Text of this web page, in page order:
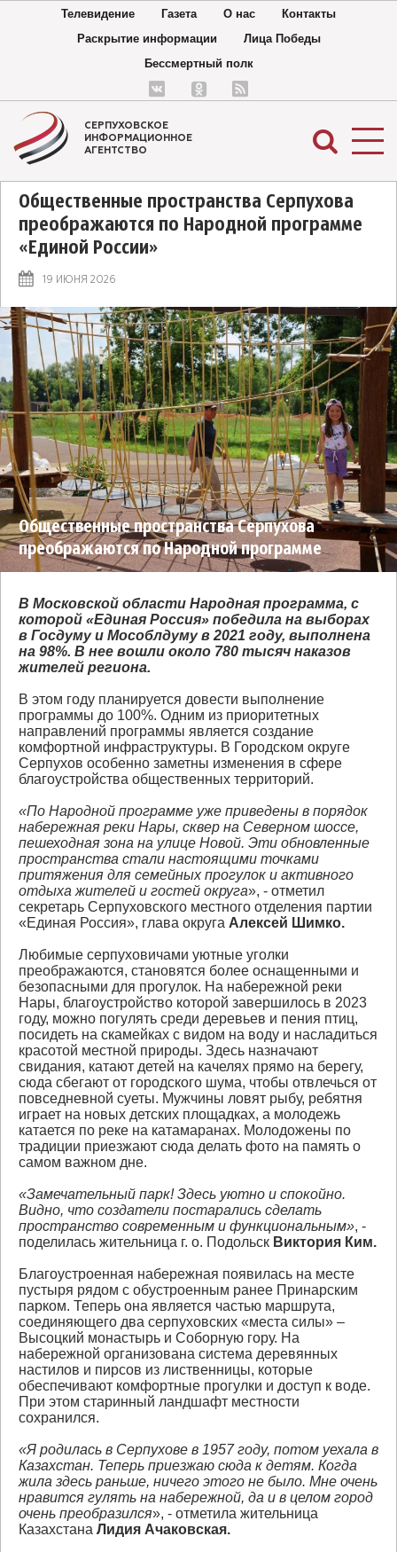
Телевидение Газета О нас
Контакты
Раскрытие информации
Лица Победы
Бессмертный полк
СЕРПУХОВСКОЕ
ИНФОРМАЦИОННОЕ
АГЕНТСТВО
Общественные пространства Серпухова
преображаются по Народной программе
«Единой России»
19 ИЮНЯ 2026
Общественные пространства Серпухова
преображаются по Народной программе
«Единой России»
В Московской области Народная программа, с
которой «Единая Россия» победила на выборах
в Госдуму и Мособлдуму в 2021 году, выполнена
на 98%. В нее вошли около 780 тысяч наказов
жителей региона.
В этом году планируется довести выполнение
программы до 100%. Одним из приоритетных
направлений программы является создание
комфортной инфраструктуры. В Городском округе
Серпухов особенно заметны изменения в сфере
благоустройства общественных территорий.
«По Народной программе уже приведены в порядок
набережная реки Нары, сквер на Северном шоссе,
пешеходная зона на улице Новой. Эти обновленные
пространства стали настоящими точками
притяжения для семейных прогулок и активного
отдыха жителей и гостей округа», - отметил
секретарь Серпуховского местного отделения партии
«Единая Россия», глава округа Алексей Шимко.
Любимые серпуховичами уютные уголки
преображаются, становятся более оснащенными и
безопасными для прогулок. На набережной реки
Нары, благоустройство которой завершилось в 2023
году, можно погулять среди деревьев и пения птиц,
посидеть на скамейках с видом на воду и насладиться
красотой местной природы. Здесь назначают
свидания, катают детей на качелях прямо на берегу,
сюда сбегают от городского шума, чтобы отвлечься от
повседневной суеты. Мужчины ловят рыбу, ребятня
играет на новых детских площадках, а молодежь
катается по реке на катамаранах. Молодожены по
традиции приезжают сюда делать фото на память о
самом важном дне.
«Замечательный парк! Здесь уютно и спокойно.
Видно, что создатели постарались сделать
пространство современным и функциональным», -
поделилась жительница г. о. Подольск Виктория Ким.
Благоустроенная набережная появилась на месте
пустыря рядом с обустроенным ранее Принарским
парком. Теперь она является частью маршрута,
соединяющего два серпуховских «места силы» –
Высоцкий монастырь и Соборную гору. На
набережной организована система деревянных
настилов и пирсов из лиственницы, которые
обеспечивают комфортные прогулки и доступ к воде.
При этом старинный ландшафт местности
сохранился.
«Я родилась в Серпухове в 1957 году, потом уехала в
Казахстан. Теперь приезжаю сюда к детям. Когда
жила здесь раньше, ничего этого не было. Мне очень
нравится гулять на набережной, да и в целом город
очень преобразился», - отметила жительница
Казахстана Лидия Ачаковская.